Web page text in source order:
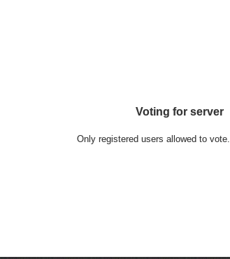
Voting for server
Only registered users allowed to vote.